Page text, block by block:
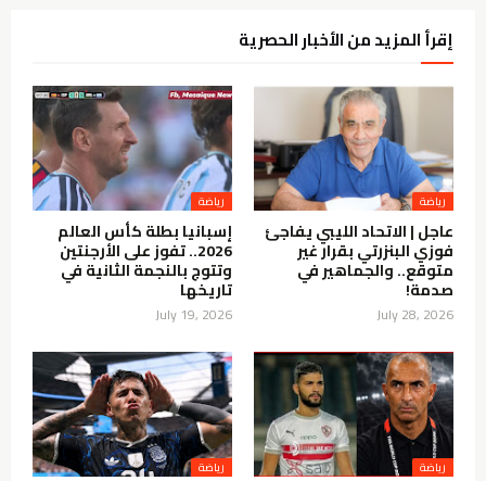
إقرأ المزيد من الأخبار الحصرية
رياضة
عاجل | الاتحاد الليبي يفاجئ
فوزي البنزرتي بقرار غير
متوقع.. والجماهير في
صدمة!
July 28, 2026
رياضة
إسبانيا بطلة كأس العالم
2026.. تفوز على الأرجنتين
وتتوج بالنجمة الثانية في
تاريخها
July 19, 2026
رياضة رياضة